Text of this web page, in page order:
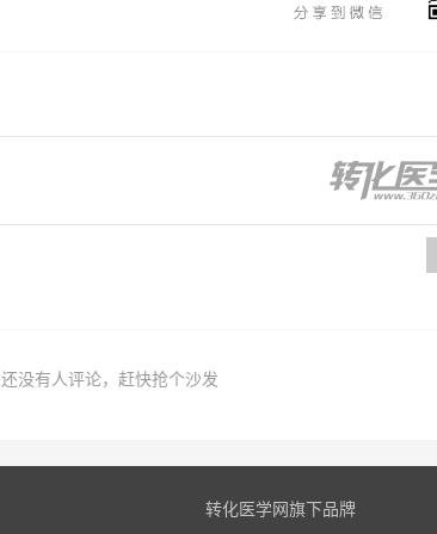
还没有人评论，赶快抢个沙发
转化医学网旗下品牌